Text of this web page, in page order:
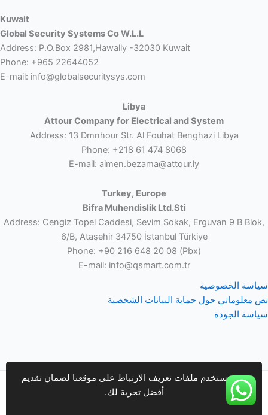
Kuwait
Global Security Systems Co W.L.L
Address: P.O.Box 2981,Hawally -32030 Kuwait
Phone: +965 22644052
E-mail: info@globalsecuritysys.com
Libya
Attour Company for Electrical and System
Address: 13 Dmnhour Str. Al Fouhat Benghazi Libya
Phone: +218 61 474 8068
E-mail: aimen.bezama@attour.ly
Turkey, Europe
Bifra Muhendislik Ltd.Sti
Address: Cengiz Topel Caddesi, Sevim Sokak, Erguvan 9 B Blok,
6/B, Ataşehir 34750 İstanbul Türkiye
Phone: +90 216 648 20 08 (Pbx)
E-mail: info@qsmart.com.tr
سياسة الخصوصية
نص معلوماتي حول حماية البيانات الشخصية
سياسة الجودة
Copyright © 2026 Q-smart | Bifra Mühendislik Danışmanlık
نحن نستخدم ملفات تعريف الارتباط على موقعنا لضمان تقديم
أفضل تجربة لك.